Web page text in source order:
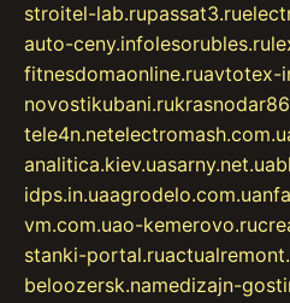
stroitel-lab.rupassat3.ru
auto-ceny.infolesorubles.ru
fitnesdomaonline.ruavtotex-
novostikubani.ru
tele4n.net
analitica.kiev.uasarny.net.ua
idps.in.uaagrodelo.com.ua
vm.com.uao-kemerovo.ru
stanki-portal.ru
beloozersk.namedizajn-